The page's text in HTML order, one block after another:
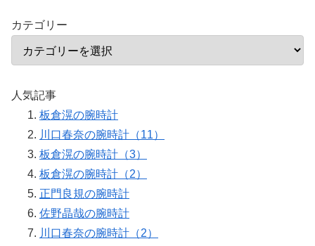
カテゴリー
人気記事
板倉滉の腕時計
川口春奈の腕時計（11）
板倉滉の腕時計（3）
板倉滉の腕時計（2）
正門良規の腕時計
佐野晶哉の腕時計
川口春奈の腕時計（2）